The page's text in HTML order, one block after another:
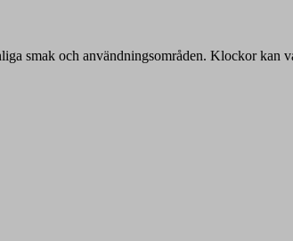
smak och användningsområden. Klockor kan